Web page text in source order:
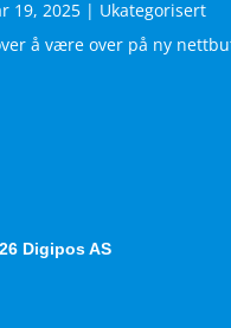
19, 2025| Ukategorisert
å være over på ny
Digipos AS